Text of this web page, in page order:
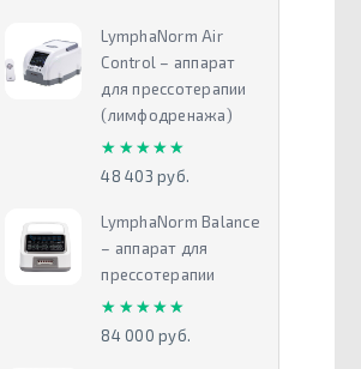
LymphaNorm Air
Control – аппарат
для прессотерапии
(лимфодренажа)
★★★★★
★★★★★
48 403 руб.
LymphaNorm Balance
– аппарат для
прессотерапии
★★★★★
★★★★★
84 000 руб.